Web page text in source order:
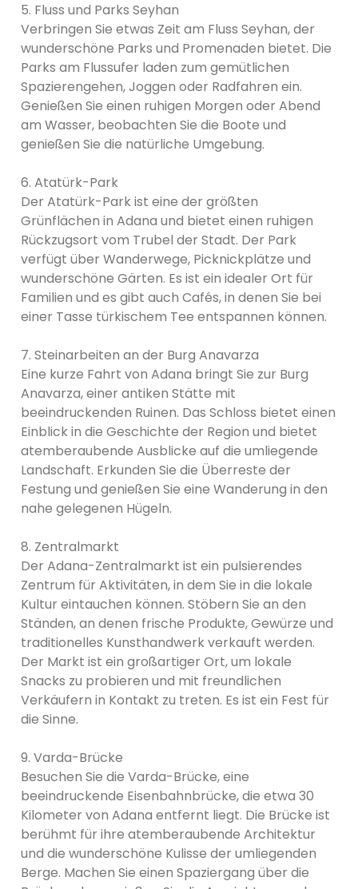
5. Fluss und Parks Seyhan
Verbringen Sie etwas Zeit am Fluss Seyhan, der
wunderschöne Parks und Promenaden bietet. Die
Parks am Flussufer laden zum gemütlichen
Spazierengehen, Joggen oder Radfahren ein.
Genießen Sie einen ruhigen Morgen oder Abend
am Wasser, beobachten Sie die Boote und
genießen Sie die natürliche Umgebung.
6. Atatürk-Park
Der Atatürk-Park ist eine der größten
Grünflächen in Adana und bietet einen ruhigen
Rückzugsort vom Trubel der Stadt. Der Park
verfügt über Wanderwege, Picknickplätze und
wunderschöne Gärten. Es ist ein idealer Ort für
Familien und es gibt auch Cafés, in denen Sie bei
einer Tasse türkischem Tee entspannen können.
7. Steinarbeiten an der Burg Anavarza
Eine kurze Fahrt von Adana bringt Sie zur Burg
Anavarza, einer antiken Stätte mit
beeindruckenden Ruinen. Das Schloss bietet einen
Einblick in die Geschichte der Region und bietet
atemberaubende Ausblicke auf die umliegende
Landschaft. Erkunden Sie die Überreste der
Festung und genießen Sie eine Wanderung in den
nahe gelegenen Hügeln.
8. Zentralmarkt
Der Adana-Zentralmarkt ist ein pulsierendes
Zentrum für Aktivitäten, in dem Sie in die lokale
Kultur eintauchen können. Stöbern Sie an den
Ständen, an denen frische Produkte, Gewürze und
traditionelles Kunsthandwerk verkauft werden.
Der Markt ist ein großartiger Ort, um lokale
Snacks zu probieren und mit freundlichen
Verkäufern in Kontakt zu treten. Es ist ein Fest für
die Sinne.
9. Varda-Brücke
Besuchen Sie die Varda-Brücke, eine
beeindruckende Eisenbahnbrücke, die etwa 30
Kilometer von Adana entfernt liegt. Die Brücke ist
berühmt für ihre atemberaubende Architektur
und die wunderschöne Kulisse der umliegenden
Berge. Machen Sie einen Spaziergang über die